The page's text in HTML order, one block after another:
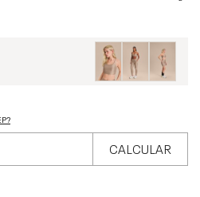
CALCULAR